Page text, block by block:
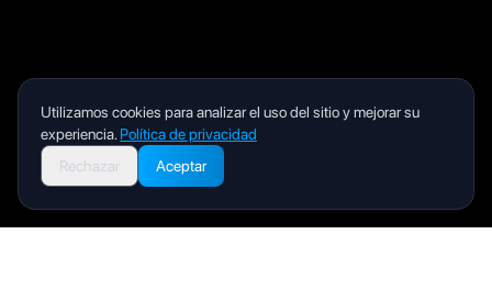
Utilizamos cookies para analizar el uso del sitio y mejorar su
experiencia. Política de privacidad
Rechazar
Aceptar